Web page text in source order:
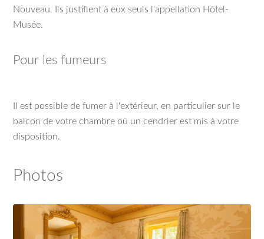
Nouveau. Ils justifient à eux seuls l'appellation Hôtel-
Musée.
Pour les fumeurs
Il est possible de fumer à l'extérieur, en particulier sur le
balcon de votre chambre où un cendrier est mis à votre
disposition.
Photos